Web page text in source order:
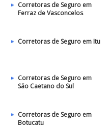
Corretoras de Seguro em
Ferraz de Vasconcelos
Corretoras de Seguro em Itu
Corretoras de Seguro em
São Caetano do Sul
Corretoras de Seguro em
Botucatu